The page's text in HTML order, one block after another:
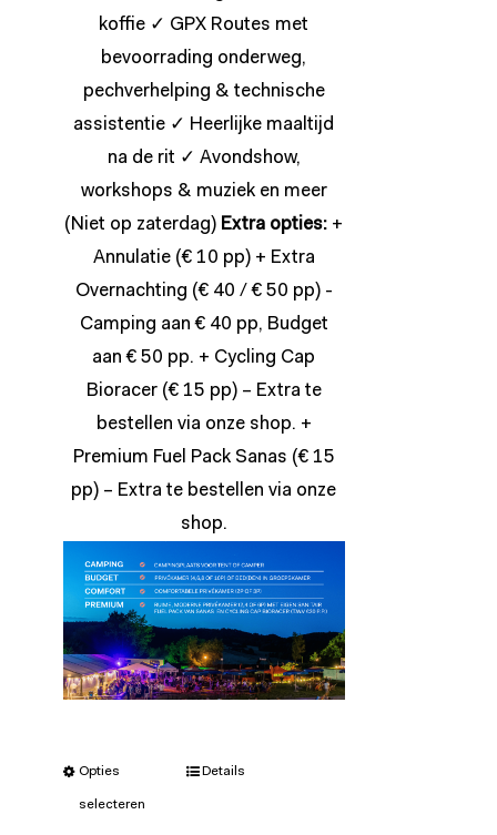
koffie ✓ GPX Routes met
bevoorrading onderweg,
pechverhelping & technische
assistentie ✓ Heerlijke maaltijd
na de rit ✓ Avondshow,
workshops & muziek en meer
(Niet op zaterdag) Extra opties: +
Annulatie (€ 10 pp) + Extra
Overnachting (€ 40 / € 50 pp) -
Camping aan € 40 pp, Budget
aan € 50 pp. + Cycling Cap
Bioracer (€ 15 pp) – Extra te
bestellen via onze shop. +
Premium Fuel Pack Sanas (€ 15
pp) – Extra te bestellen via onze
shop.
Opties
selecteren
Details